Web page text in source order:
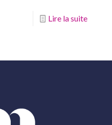
Lire la suite